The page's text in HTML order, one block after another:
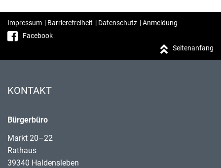
Impressum | Barrierefreiheit | Datenschutz |Anmeldung
Facebook
Seitenanfang
KONTAKT
Bürgerbüro
Markt 20–22
Rathaus
39340 Haldensleben